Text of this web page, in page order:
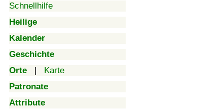
Schnellhilfe
Heilige
Kalender
Geschichte
Orte | Karte
Patronate
Attribute